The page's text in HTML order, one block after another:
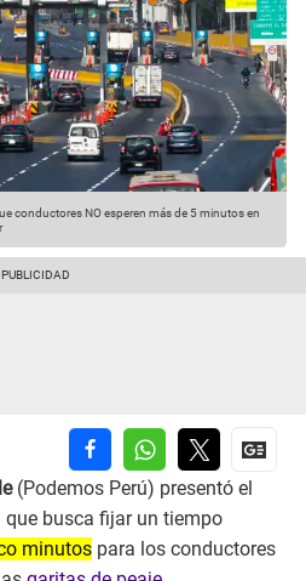
conductores NO esperen más de 5 minutos en
(Podemos Perú) presentó el
que busca fijar un tiempo
minutos para los conductores